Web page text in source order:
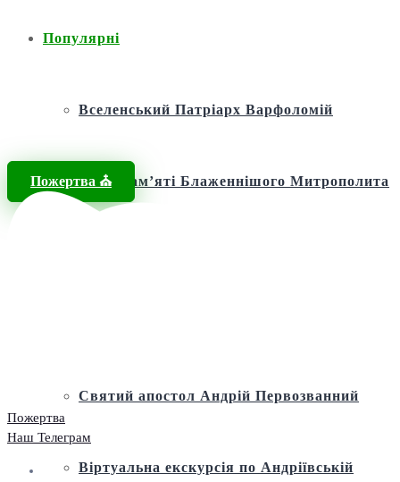
Популярні
Вселенський Патріарх Варфоломій
Фонд пам’яті Блаженнішого Митрополита
Святий апостол Андрій Первозванний
Віртуальна екскурсія по Андріївській
Пожертва ⛪️
Пожертва
Наш Телеграм